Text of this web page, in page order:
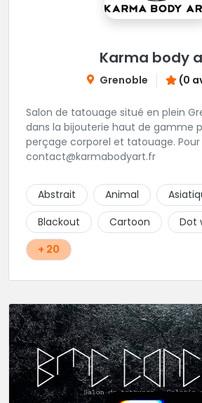
Karma body
Grenoble (0
Salon de tatouage situé en plein
dans la bijouterie haut de gamme
perçage corporel et tatouage.
contact@karmabodyart.fr
Abstrait Animal
Blackout
Cartoon
Dot
+ 20